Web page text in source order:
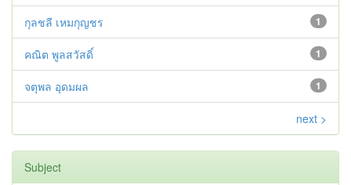
1
กุลชลี เหมกุญชร
1
คณิต พูลสวัสดิ์
1
จตุพล อุดมผล
next >
Subject